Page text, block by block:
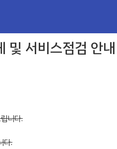
서비스점검 안내
니다.
다.